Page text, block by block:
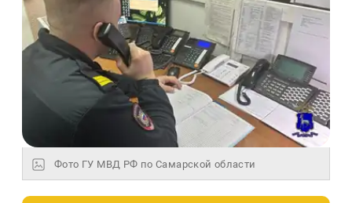
Фото ГУ МВД РФ по Самарской области